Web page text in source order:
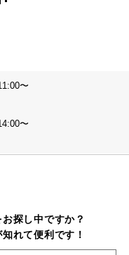
〜
〜
探し中ですか？
れて便利です！